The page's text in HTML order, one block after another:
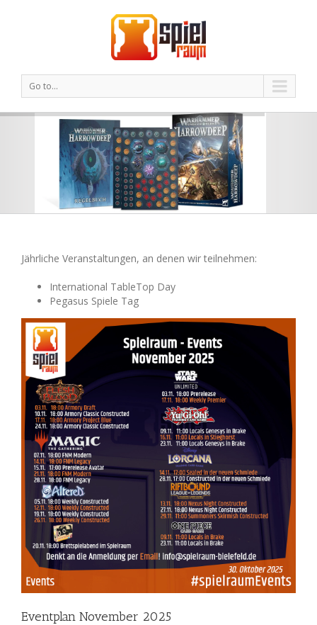
Go to...
Jährliche Veranstaltungen, an denen wir teilnehmen:
International TableTop Day
Pegasus Spiele Tag
Eventplan November 2025